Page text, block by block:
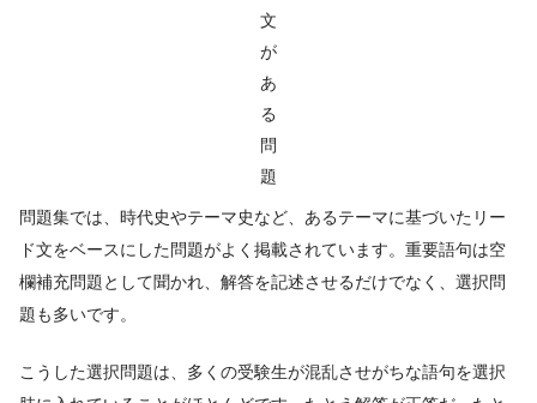
文
が
あ
る
問
題
問題集では、時代史やテーマ史など、あるテーマに基づいたリー
ド文をベースにした問題がよく掲載されています。重要語句は空
欄補充問題として聞かれ、解答を記述させるだけでなく、選択問
題も多いです。
こうした選択問題は、多くの受験生が混乱させがちな語句を選択